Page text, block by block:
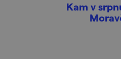
Kam v